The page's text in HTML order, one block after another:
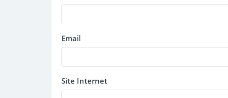
Email
Site Internet